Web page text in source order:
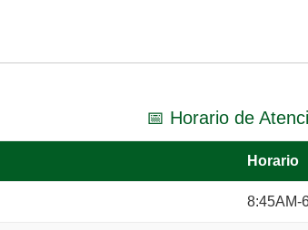
📅 Horario de
Horario
8:45AM-